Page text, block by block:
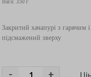
Вага: 350 г
Закритий хачапурі з гарячим
підсмажений зверху
- +